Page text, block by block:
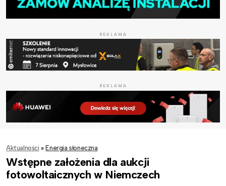
REKLAMA
REKLAMA
Aktualności » Energia słoneczna
Wstępne założenia dla aukcji
fotowoltaicznych w Niemczech